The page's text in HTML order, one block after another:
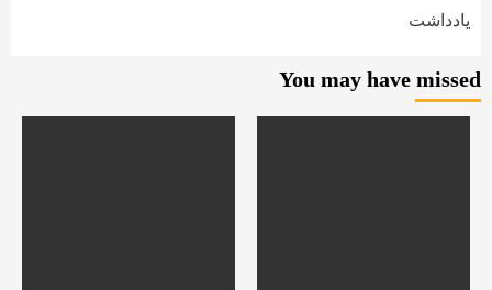
یادداشت
You may have missed